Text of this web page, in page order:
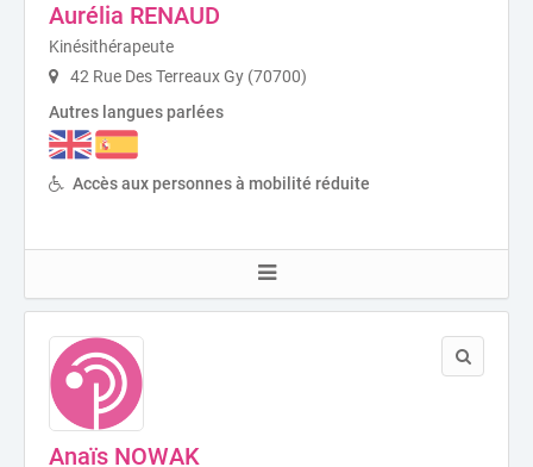
Aurélia RENAUD
Kinésithérapeute
42 Rue Des Terreaux Gy (70700)
Autres langues parlées
Accès aux personnes à mobilité réduite
Anaïs NOWAK